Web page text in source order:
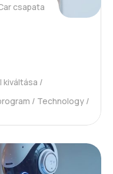
csapata
kiváltása
Technology